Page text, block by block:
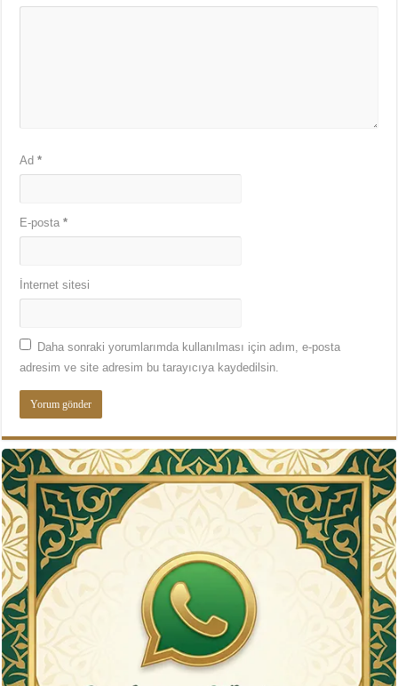
Ad*
E-posta*
İnternet sitesi
Daha sonraki yorumlarımda kullanılması için adım, e-posta
adresim ve site adresim bu tarayıcıya kaydedilsin.